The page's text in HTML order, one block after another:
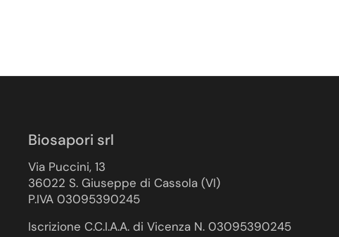
Biosapori srl
Via Puccini, 13
36022 S. Giuseppe di Cassola (VI)
P.IVA 03095390245
Iscrizione C.C.I.A.A. di Vicenza N. 03095390245